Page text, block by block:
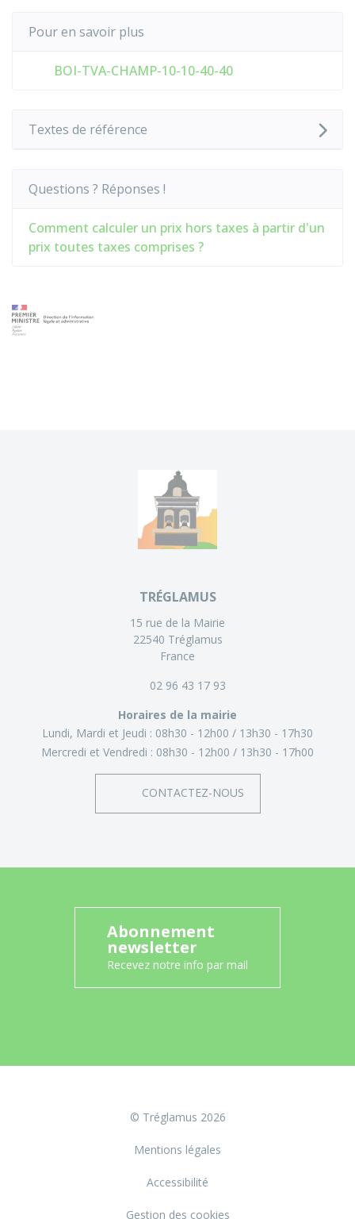
Pour en savoir plus
BOI-TVA-CHAMP-10-10-40-40
Textes de référence
Questions ? Réponses !
Comment calculer un prix hors taxes à partir d'un
prix toutes taxes comprises ?
TRÉGLAMUS
15 rue de la Mairie
22540 Tréglamus
France
02 96 43 17 93
Horaires de la mairie
Lundi, Mardi et Jeudi : 08h30 - 12h00
13h30 - 17h30
Mercredi et Vendredi : 08h30 - 12h00 13h30 - 17h00
CONTACTEZ-NOUS
Abonnement
newsletter
Recevez notre info par mail
© Tréglamus 2026
Mentions légales
Accessibilité
Gestion des cookies